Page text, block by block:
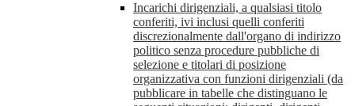
Incarichi dirigenziali, a qualsiasi titolo
conferiti, ivi inclusi quelli conferiti
discrezionalmente dall'organo di indirizzo
politico senza procedure pubbliche di
selezione e titolari di posizione
organizzativa con funzioni dirigenziali (da
pubblicare in tabelle che distinguano le